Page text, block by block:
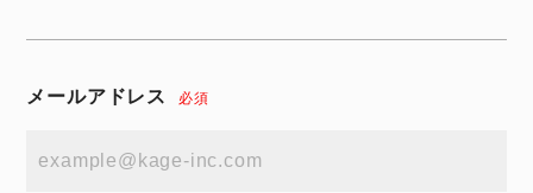
メールアドレス 必須